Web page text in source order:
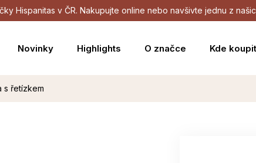
Hispanitas v ČR. Nakupujte online nebo navšivte jednu z
Novinky Highlights O značce Kde koupit
s řetízkem